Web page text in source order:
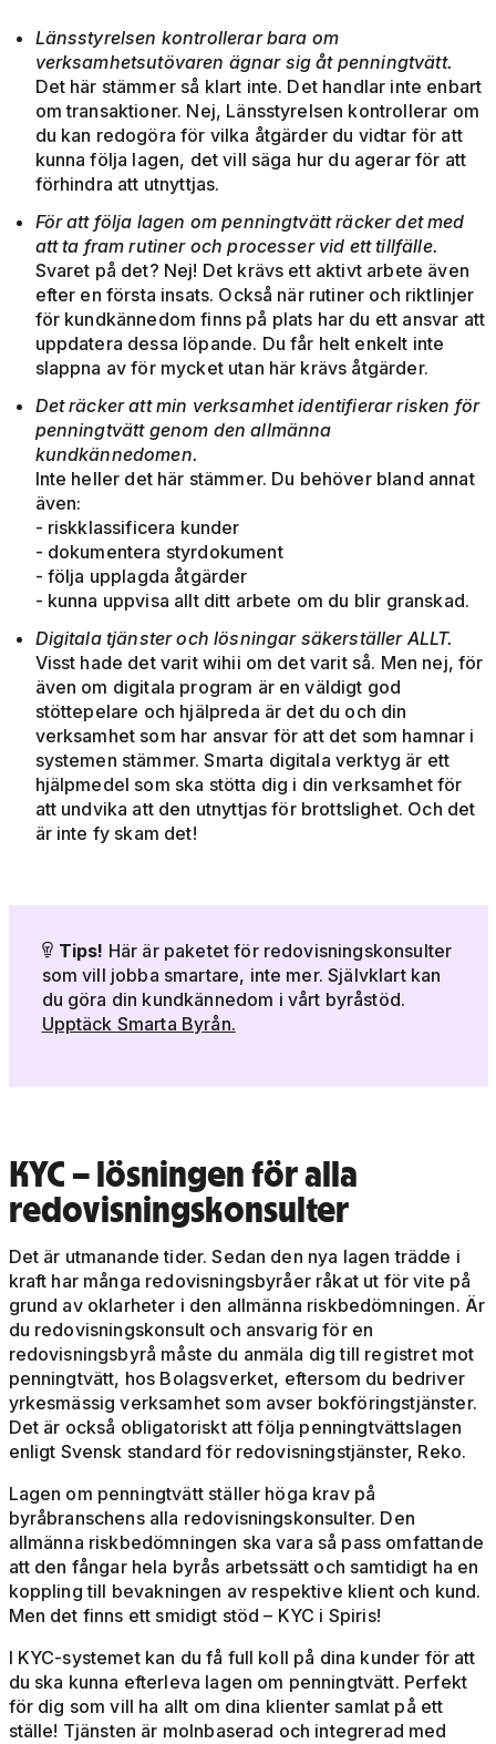
Länsstyrelsen kontrollerar bara om
verksamhetsutövaren ägnar sig åt penningtvätt.
Det här stämmer så klart inte. Det handlar inte enbart
om transaktioner. Nej, Länsstyrelsen kontrollerar om
du kan redogöra för vilka åtgärder du vidtar för att
kunna följa lagen, det vill säga hur du agerar för att
förhindra att utnyttjas.
För att följa lagen om penningtvätt räcker det med
att ta fram rutiner och processer vid ett tillfälle.
Svaret på det? Nej! Det krävs ett aktivt arbete även
efter en första insats. Också när rutiner och riktlinjer
för kundkännedom finns på plats har du ett ansvar att
uppdatera dessa löpande. Du får helt enkelt inte
slappna av för mycket utan här krävs åtgärder.
Det räcker att min verksamhet identifierar risken för
penningtvätt genom den allmänna
kundkännedomen.
Inte heller det här stämmer. Du behöver bland annat
även:
- riskklassificera kunder
- dokumentera styrdokument
- följa upplagda åtgärder
- kunna uppvisa allt ditt arbete om du blir granskad.
Digitala tjänster och lösningar säkerställer ALLT.
Visst hade det varit wihii om det varit så. Men nej, för
även om digitala program är en väldigt god
stöttepelare och hjälpreda är det du och din
verksamhet som har ansvar för att det som hamnar i
systemen stämmer. Smarta digitala verktyg är ett
hjälpmedel som ska stötta dig i din verksamhet för
att undvika att den utnyttjas för brottslighet. Och det
är inte fy skam det!
 Tips! Här är paketet för redovisningskonsulter
som vill jobba smartare, inte mer. Självklart kan
du göra din kundkännedom i vårt byråstöd.
Upptäck Smarta Byrån.
KYC – lösningen för alla
redovisningskonsulter
Det är utmanande tider. Sedan den nya lagen trädde i
kraft har många redovisningsbyråer råkat ut för vite på
grund av oklarheter i den allmänna riskbedömningen. Är
du redovisningskonsult och ansvarig för en
redovisningsbyrå måste du anmäla dig till registret mot
penningtvätt, hos Bolagsverket, eftersom du bedriver
yrkesmässig verksamhet som avser bokföringstjänster.
Det är också obligatoriskt att följa penningtvättslagen
enligt Svensk standard för redovisningstjänster, Reko.
Lagen om penningtvätt ställer höga krav på
byråbranschens alla redovisningskonsulter. Den
allmänna riskbedömningen ska vara så pass omfattande
att den fångar hela byrås arbetssätt och samtidigt ha en
koppling till bevakningen av respektive klient och kund.
Men det finns ett smidigt stöd – KYC i Spiris!
I KYC-systemet kan du få full koll på dina kunder för att
du ska kunna efterleva lagen om penningtvätt. Perfekt
för dig som vill ha allt om dina klienter samlat på ett
ställe! Tjänsten är molnbaserad och integrerad med